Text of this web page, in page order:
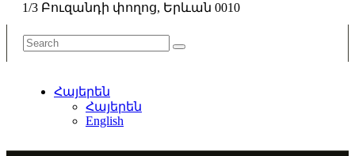
1/3 Բուզանդի փողոց, Երևան 0010
Հայերեն
Հայերեն
English